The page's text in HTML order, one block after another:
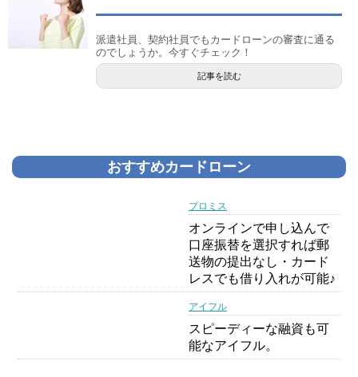
派遣社員、契約社員でもカードローンの審査に通る
のでしょうか。今すぐチェック！
記事を読む
おすすめカードローン
プロミス
オンラインで申し込んで
口座振替を選択すれば郵
送物の提出なし・カード
レスでも借り入れが可能♪
アイフル
スピーディーな融資も可
能なアイフル。